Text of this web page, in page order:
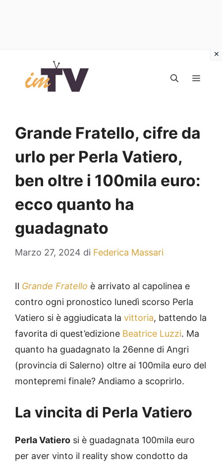
contenuto
Grande Fratello, cifre da
urlo per Perla Vatiero,
ben oltre i 100mila euro:
ecco quanto ha
guadagnato
Marzo 27, 2024 di Federica Massari
Il Grande Fratello è arrivato al capolinea e
contro ogni pronostico lunedì scorso Perla
Vatiero si è aggiudicata la vittoria, battendo la
favorita di quest’edizione Beatrice Luzzi. Ma
quanto ha guadagnato la 26enne di Angri
(provincia di Salerno) oltre ai 100mila euro del
montepremi finale? Andiamo a scoprirlo.
La vincita di Perla Vatiero
Perla Vatiero si è guadagnata 100mila euro
per aver vinto il reality show condotto da